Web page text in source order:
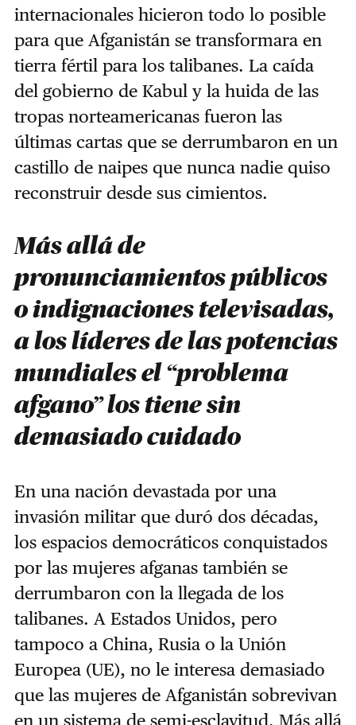
internacionales hicieron todo lo posible
para que Afganistán se transformara en
tierra fértil para los talibanes. La caída
del gobierno de Kabul y la huida de las
tropas norteamericanas fueron las
últimas cartas que se derrumbaron en un
castillo de naipes que nunca nadie quiso
reconstruir desde sus cimientos.
Más allá de
pronunciamientos públicos
o indignaciones televisadas,
a los líderes de las potencias
mundiales el “problema
afgano” los tiene sin
demasiado cuidado
En una nación devastada por una
invasión militar que duró dos décadas,
los espacios democráticos conquistados
por las mujeres afganas también se
derrumbaron con la llegada de los
talibanes. A Estados Unidos, pero
tampoco a China, Rusia o la Unión
Europea (UE), no le interesa demasiado
que las mujeres de Afganistán sobrevivan
en un sistema de semi-esclavitud. Más allá